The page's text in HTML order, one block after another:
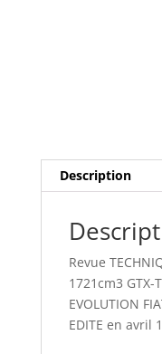
Description
Revue
1721cm3 GTX-
EVOLUTION
EDITE en avril